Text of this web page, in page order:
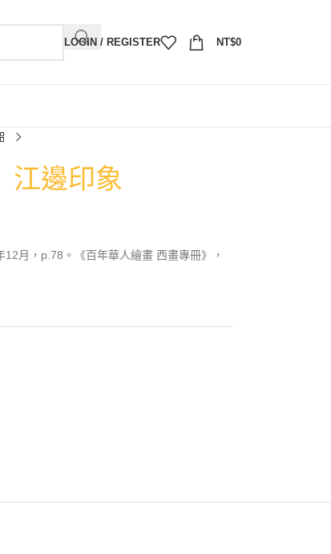
LOGIN / REGISTER NT$0
江邊印象
月，p.78。《百年華人繪畫 西畫專冊》，